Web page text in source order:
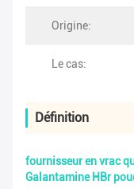
Origine:
Le cas:
Définition
fournisseur en vrac
Galantamine HBr